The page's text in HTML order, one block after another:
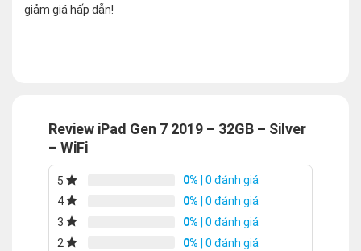
giảm giá hấp dẫn!
Review iPad Gen 7 2019 – 32GB – Silver
– WiFi
5 0% | 0 đánh giá
4
0% | 0 đánh giá
3
0% | 0 đánh giá
2
0% | 0 đánh giá